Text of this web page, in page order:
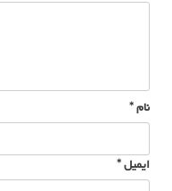
نام*
ایمیل*